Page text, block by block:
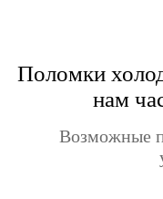
Поломки
нам
Возможные